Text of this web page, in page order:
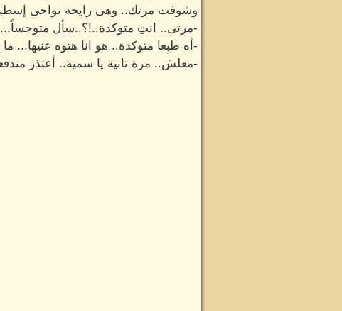
وشوفت مرتك.. وهى رايحة نواحى
-مرتى.. انتِ متوكدة..!؟..سأل متوجساً...
-أه طبعا متوكدة.. هو انا هتوه عنيها...
-معلش.. مرة تانية يا سمية.. أعتذر